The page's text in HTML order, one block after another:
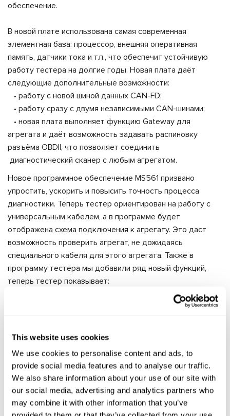
This website uses cookies
We use cookies to personalise content and ads, to
provide social media features and to analyse our traffic.
We also share information about your use of our site with
our social media, advertising and analytics partners who
may combine it with other information that you’ve
обеспечение.
В новой плате использована самая современная
элементная база: процессор, внешняя оперативная
память, датчики тока и т.п., что обеспечит устойчивую
работу тестера на долгие годы. Новая плата даёт
следующие дополнительные возможности:
• работу с новой шиной данных CAN-FD;
• работу сразу с двумя независимыми CAN-шинами;
• новая плата выполняет функцию Gateway для
агрегата и даёт возможность задавать распиновку
разъёма OBDII, что позволяет соединить
диагностический сканер с любым агрегатом.
Новое программное обеспечение MS561 призвано
упростить, ускорить и повысить точность процесса
диагностики. Теперь тестер ориентирован на работу с
универсальным кабелем, а в программе будет
отображена схема подключения к агрегату. Это даст
возможность проверить агрегат, не дожидаясь
специального кабеля для этого агрегата. Также в
программу тестера мы добавили ряд новый функций,
теперь тестер показывает:
• нормальный (правильный) ток потребления, который
расшифровку;